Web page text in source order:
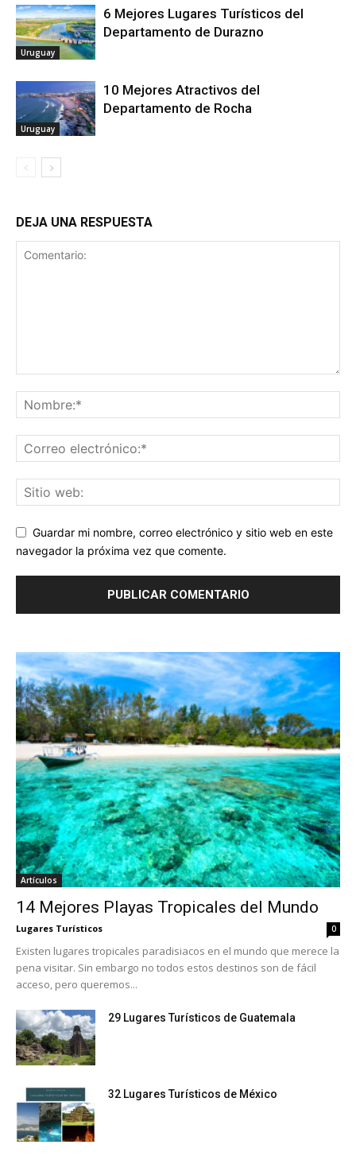
Uruguay
6 Mejores Lugares Turísticos del
Departamento de Durazno
Uruguay
10 Mejores Atractivos del
Departamento de Rocha
DEJA UNA RESPUESTA
Guardar mi nombre, correo electrónico y sitio web en este
navegador la próxima vez que comente.
Artículos
14 Mejores Playas Tropicales del Mundo
Lugares Turísticos 0
Existen lugares tropicales paradisiacos en el mundo que merece la
pena visitar. Sin embargo no todos estos destinos son de fácil
acceso, pero queremos...
29 Lugares Turísticos de Guatemala
32 Lugares Turísticos de México